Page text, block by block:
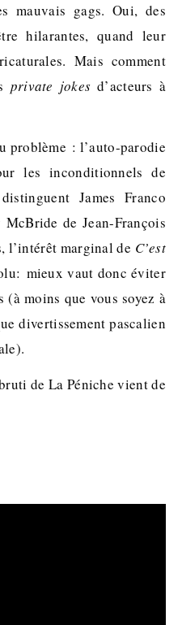
mauvais gags. Oui, des
hilarantes, quand leur
Mais comment
private jokes d’acteurs à
problème : l’auto-parodie
les inconditionnels de
James Franco
de Jean-François
l’intérêt marginal de C’est
mieux vaut donc éviter
moins que vous soyez à
divertissement pascalien
de La Péniche vient de